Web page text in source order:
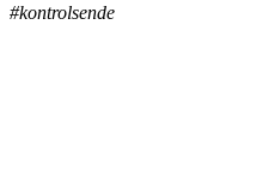
#kontrolsende